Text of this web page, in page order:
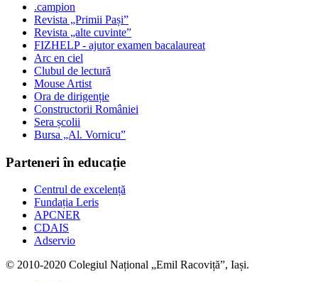
.campion
Revista „Primii Pași”
Revista „alte cuvinte”
FIZHELP - ajutor examen bacalaureat
Arc en ciel
Clubul de lectură
Mouse Artist
Ora de dirigenție
Constructorii României
Sera școlii
Bursa „Al. Vornicu”
Parteneri în educație
Centrul de excelență
Fundația Leris
APCNER
CDAIS
Adservio
© 2010-2020 Colegiul Național „Emil Racoviță”, Iași.